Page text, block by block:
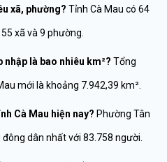
xã, phường? Tỉnh Cà Mau có 64
xã và 9 phường.
nhập là bao nhiêu km²? Tổng
mới là khoảng 7.942,39 km².
Cà Mau hiện nay? Phường Tân
dân nhất với 83.758 người.